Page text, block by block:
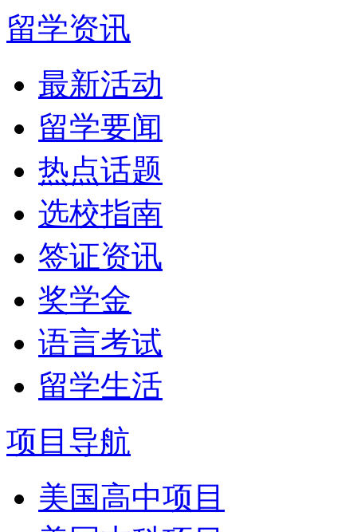
留学资讯
最新活动
留学要闻
热点话题
选校指南
签证资讯
奖学金
语言考试
留学生活
项目导航
美国高中项目